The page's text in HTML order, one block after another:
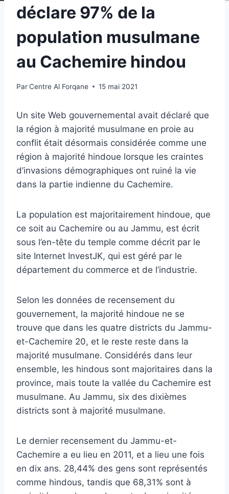
déclare 97% de la
population musulmane
au Cachemire hindou
ParCentre Al Forqane 15 mai 2021
Un site Web gouvernemental avait déclaré que
la région à majorité musulmane en proie au
conflit était désormais considérée comme une
région à majorité hindoue lorsque les craintes
d’invasions démographiques ont ruiné la vie
dans la partie indienne du Cachemire.
La population est majoritairement hindoue, que
ce soit au Cachemire ou au Jammu, est écrit
sous l’en-tête du temple comme décrit par le
site Internet InvestJK, qui est géré par le
département du commerce et de l’industrie.
Selon les données de recensement du
gouvernement, la majorité hindoue ne se
trouve que dans les quatre districts du Jammu-
et-Cachemire 20, et le reste reste dans la
majorité musulmane. Considérés dans leur
ensemble, les hindous sont majoritaires dans la
province, mais toute la vallée du Cachemire est
musulmane. Au Jammu, six des dixièmes
districts sont à majorité musulmane.
Le dernier recensement du Jammu-et-
Cachemire a eu lieu en 2011, et a lieu une fois
en dix ans. 28,44% des gens sont représentés
comme hindous, tandis que 68,31% sont à